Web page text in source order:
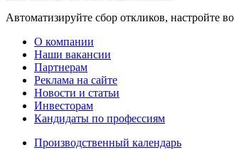
Автоматизируйте сбор откликов, настройте
О компании
Наши вакансии
Партнерам
Реклама на сайте
Новости и статьи
Инвесторам
Кандидаты по профессиям
Производственный календарь